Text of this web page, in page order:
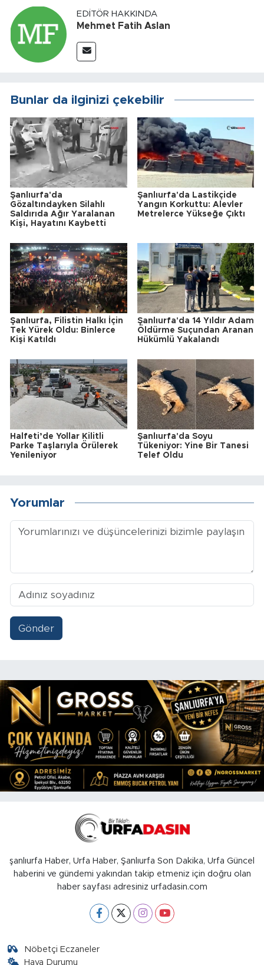
EDITÖR HAKKINDA
Mehmet Fatih Aslan
Bunlar da ilginizi çekebilir
Şanlıurfa'da
Gözaltındayken Silahlı
Saldırıda Ağır Yaralanan
Kişi, Hayatını Kaybetti
Şanlıurfa'da Lastikçide
Yangın Korkuttu: Alevler
Metrelerce Yükseğe Çıktı
Şanlıurfa, Filistin Halkı İçin
Tek Yürek Oldu: Binlerce
Kişi Katıldı
Şanlıurfa'da 14 Yıldır Adam
Öldürme Suçundan Aranan
Hükümlü Yakalandı
Halfeti’de Yollar Kilitli
Parke Taşlarıyla Örülerek
Yenileniyor
Şanlıurfa'da Soyu
Tükeniyor: Yine Bir Tanesi
Telef Oldu
Yorumlar
Gönder
şanlıurfa Haber, Urfa Haber, Şanlıurfa Son Dakika, Urfa Güncel
haberini ve gündemi yakından takip etmeniz için doğru olan
haber sayfası adresiniz urfadasin.com
Nöbetçi Eczaneler
Hava Durumu